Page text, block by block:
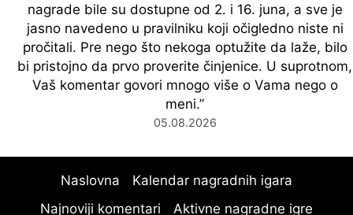
nagrade bile su dostupne od 2. i 16. juna, a sve je
jasno navedeno u pravilniku koji očigledno niste ni
pročitali. Pre nego što nekoga optužite da laže, bilo
bi pristojno da prvo proverite činjenice. U suprotnom,
Vaš komentar govori mnogo više o Vama nego o
meni.”
05.08.2026
Naslovna
Kalendar nagradnih igara
Najnoviji komentari
Aktivne nagradne igre